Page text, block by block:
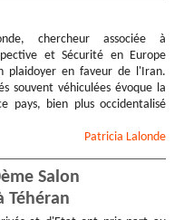
chercheur associée à
et Sécurité en Europe
plaidoyer en faveur de l'Iran.
souvent véhiculées évoque la
pays, bien plus occidentalisé
Patricia Lalonde
Salon
Téhéran